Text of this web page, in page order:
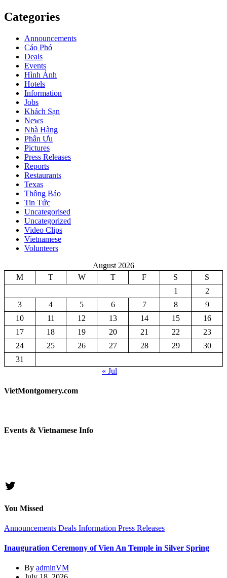
Categories
Announcements
Cáo Phó
Deals
Events
Hình Ảnh
Hotels
Information
Jobs
Khách Sạn
News
Nhà Hàng
Phân Ưu
Pictures
Press Releases
Reports
Restaurants
Texas
Thông Báo
Tin Tức
Uncategorised
Uncategorized
Video Clips
Vietnamese
Volunteers
August 2026
M
T W T F S
S
1
2
3
4 5 6 7 8
9
10
11 12 13 14 15
16
17
18 19 20 21 22
23
24
25 26 27 28 29
30
31
« Jul
VietMontgomery.com
Events & Vietnamese Info
Twitter
You Missed
Announcements Deals Information Press Releases
Inauguration Ceremony of Vien An Temple in Silver Spring
By adminVM